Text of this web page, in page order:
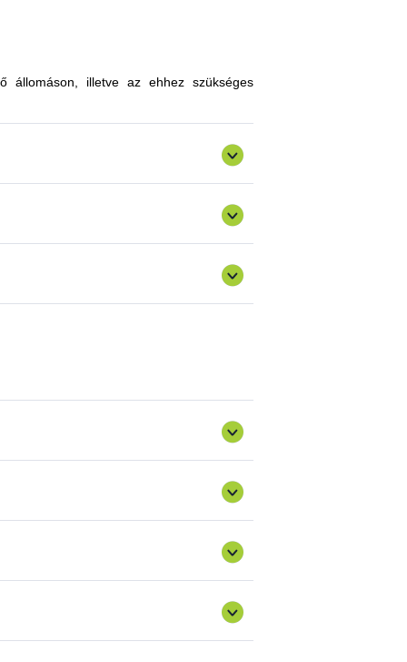
állomáson, illetve az ehhez szükséges
limitálhatóak a mezőgazdasági
kártevőkkel szembeni ellenálló
a hagyományostól eltérő jellegű tudás
gazdagodhatnak, a fajtahasználaton
innovatív ismereteket, növénykultúrákat
csökkenthetik a szennyezőanyag
alkalmas fajták vizsgálata